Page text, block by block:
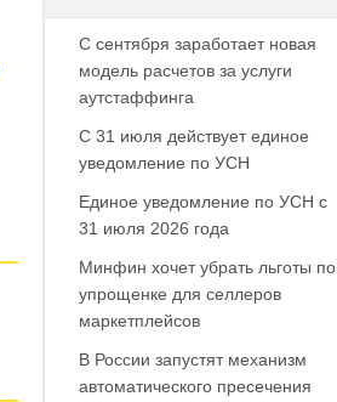
С сентября заработает новая
модель расчетов за услуги
аутстаффинга
С 31 июля действует единое
уведомление по УСН
Единое уведомление по УСН с
31 июля 2026 года
Минфин хочет убрать льготы по
упрощенке для селлеров
маркетплейсов
В России запустят механизм
автоматического пресечения